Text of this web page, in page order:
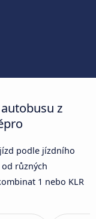
z
podle jízdního
různých
1 nebo KLR